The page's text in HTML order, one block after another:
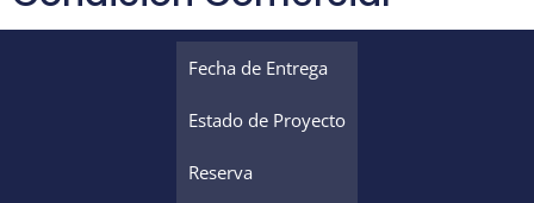
Fecha de Entrega
Estado de Proyecto
Reserva